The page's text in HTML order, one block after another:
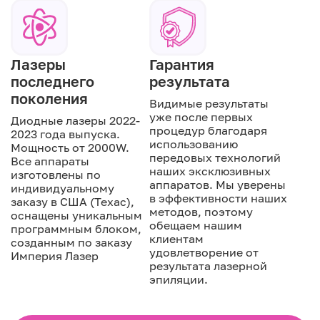
Лазеры
последнего
поколения
Диодные лазеры 2022-
2023 года выпуска.
Мощность от 2000W.
Все аппараты
изготовлены по
индивидуальному
заказу в США (Техас),
оснащены уникальным
программным блоком,
созданным по заказу
Империя Лазер
Гарантия
результата
Видимые результаты
уже после первых
процедур благодаря
использованию
передовых технологий
наших эксклюзивных
аппаратов. Мы уверены
в эффективности наших
методов, поэтому
обещаем нашим
клиентам
удовлетворение от
результата лазерной
эпиляции.